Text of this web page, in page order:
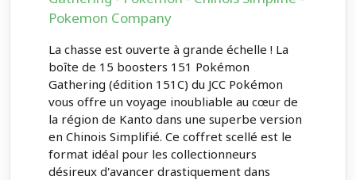
Pokemon Company
La chasse est ouverte à grande échelle ! La
boîte de 15 boosters 151 Pokémon
Gathering (édition 151C) du JCC Pokémon
vous offre un voyage inoubliable au cœur de
la région de Kanto dans une superbe version
en Chinois Simplifié. Ce coffret scellé est le
format idéal pour les collectionneurs
désireux d'avancer drastiquement dans